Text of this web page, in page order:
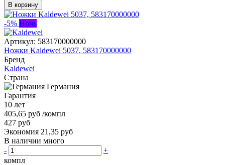
В корзину
-5% Ночь
Артикул: 583170000000
Ножки Kaldewei 5037, 583170000000
Бренд
Kaldewei
Страна
Германия
Гарантия
10 лет
405,65 руб /компл
427 руб
Экономия 21,35 руб
В наличии много
-
+
компл